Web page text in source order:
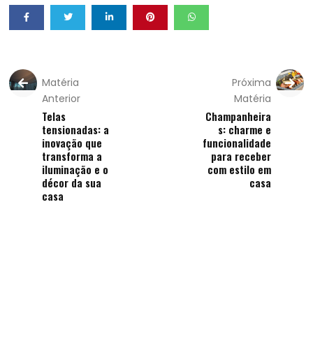
Matéria
Anterior
Telas
tensionadas: a
inovação que
transforma a
iluminação e o
décor da sua
casa
Próxima
Matéria
Champanheira
s: charme e
funcionalidade
para receber
com estilo em
casa